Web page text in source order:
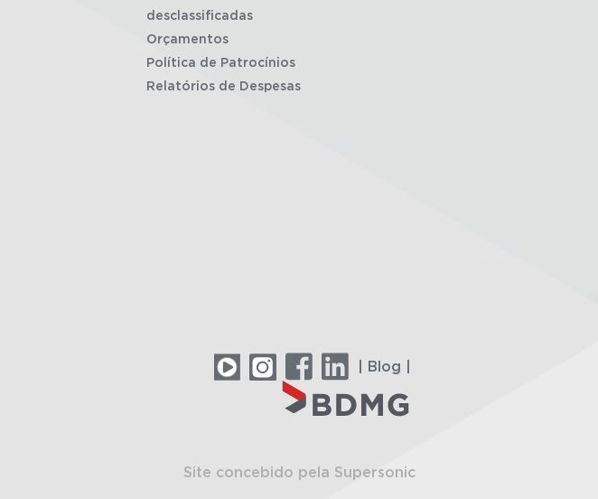
desclassificadas
Orçamentos
Política de Patrocínios
Relatórios de Despesas
| Blog |
Site concebido pela Supersonic